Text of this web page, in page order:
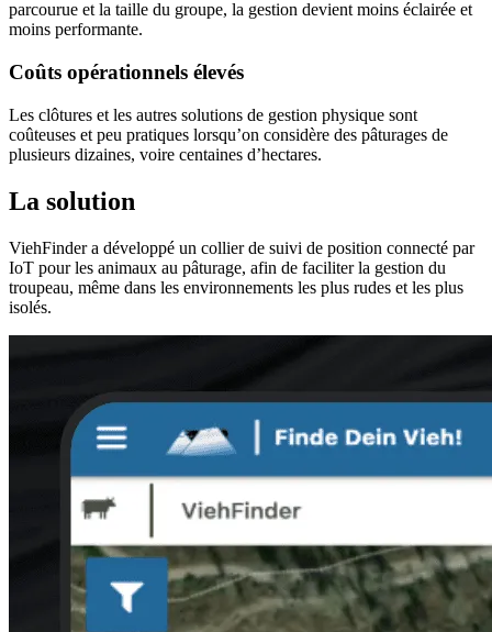
parcourue et la taille du groupe, la gestion devient moins éclairée et
moins performante.
Coûts opérationnels élevés
Les clôtures et les autres solutions de gestion physique sont
coûteuses et peu pratiques lorsqu’on considère des pâturages de
plusieurs dizaines, voire centaines d’hectares.
La solution
ViehFinder a développé un collier de suivi de position connecté par
IoT pour les animaux au pâturage, afin de faciliter la gestion du
troupeau, même dans les environnements les plus rudes et les plus
isolés.